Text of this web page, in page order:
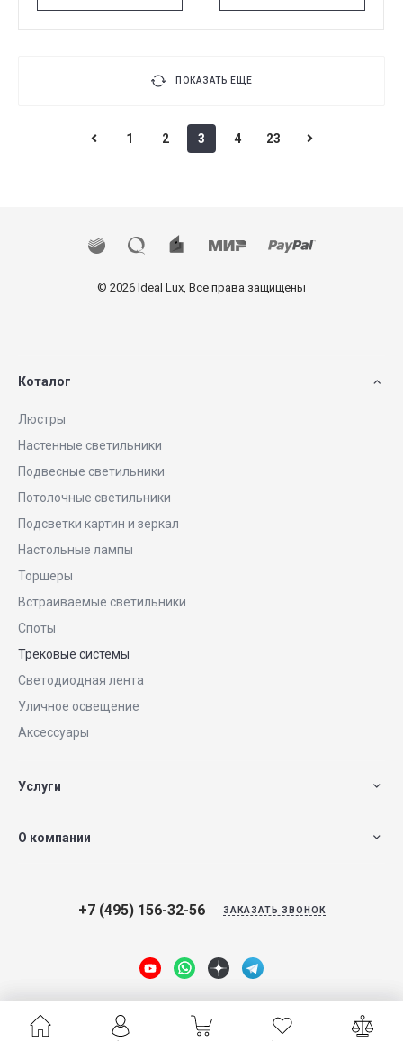
ПОКАЗАТЬ ЕЩЕ
1 2 3 4 23
© 2026 Ideal Lux, Все права защищены
Коталог
Люстры
Настенные светильники
Подвесные светильники
Потолочные светильники
Подсветки картин и зеркал
Настольные лампы
Торшеры
Встраиваемые светильники
Споты
Трековые системы
Светодиодная лента
Уличное освещение
Аксессуары
Услуги
О компании
+7 (495) 156-32-56 ЗАКАЗАТЬ ЗВОНОК